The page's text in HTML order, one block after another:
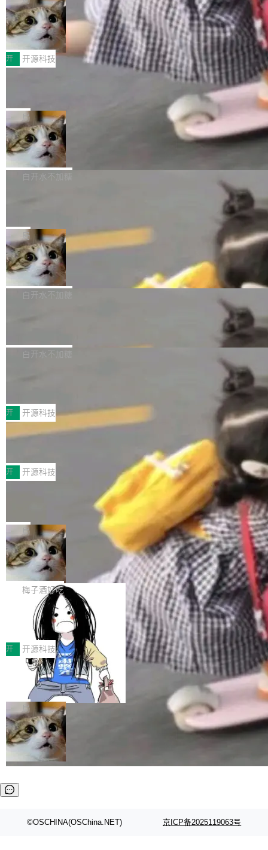
哪些组合有效，作者说，你得靠"文档、校验、或
者部落知识"。 换个写法。Rust 的 enum，两个
变体：Switchable...
有科技公司做的一样。只不过，实际上它不一
样。这是 Sandstorm.io 的重制版，我十年前的
那个创业公司。不同的是，这次它构建在 Cloudf
lare Workers 上——我花了九年时间搭建的平台
——并且深度集成了 AI。这基本上是我十年秘密
Workers 和 Durable Objects 的守护进程。 设
计思路很直接：每个对象是一个独立的 SQLite
数据库，按名称寻址，复制到你自己的 S3 兼容
存储库里。节点之间只通过这个存储库协调——
没有控制平面，没有共识协议。每个对象自带一
个小型数据库，应用天然按分片构建，单个数据
库的竞争和爆炸半径问题在设计层面就被消除
了。 闲置的 cell 会休眠到几乎不占资源。当 cel
l 迁移或唤醒时，新宿主从 S3 恢复 SQLite 数据
库继续执行。存储库是持久化的唯一真相...
鲁大师7月新机性能/流畅/AI榜：vivo夺
性能、流畅双第一，三星Galaxy Z系列
新折叠缺席
2026年7月的手机市场，由于存储等硬件成本暴
增，手机厂商的日子也不好过啊，新机速度明显
放缓，因此硝烟味淡了许多。新机参数规格除开
高价的三星折叠（三星Galaxy Z Fold8 Ultra / Z
Fold8 / Z Flip8）外，其余要么是中低端机器，
例如iQOO Z11i、REDMI Note 17、REDMI No
te 17 Pro、OPPO K15，要么是vivo X300 E这
样的次旗舰。 Galaxy Z Fold8 Ultra / Z Fold8 /
Z Flip8三款折叠屏新机均在7月22日发布，且全
部搭载骁龙8 Elite Gen5 for Galaxy，它们本该
开 开源科技
Zed 编辑器团队发布了新项目——DeltaDB，一
个在 git commit 之间记录每一次编辑操作的版
本控制系统。目前处于 Early Access 阶段。 De
ltaDB 的核心思路直接写在 landing page 最显
眼的位置：「Software is made between com
mits」——软件是在 commit 之间写出来的。git
是把这段空隙补上。 回退到任何一次编辑：Delt
aDB 捕获 commit 之间的每一次操作，...
局
SpaceXAI 单季资本开支达 183 亿美元
根据风险投资人Tomer Tunguz 博客（VC 分
析）披露的最新分析与第二季度业绩报告，Spac
微软同期总资本开支的四成。 与亚马逊、Alpha
bet、微软以及 Meta 等传统科技巨头相比，Spa
ceXAI的资金消耗速度尤为引人瞩目。然而，支
撑庞大支出的资金来源却呈现出截然不同的面
貌。数据显示，微软和 Meta 主要依托充沛的经
白开水不加糖
一个在终端里运行的编程 agent；Muse Spark
1.2，驱动这个 agent 的新模型。一句话概括：
你可以用 curl -fsSL https://dev.meta.ai/install.
sh | bash 安装一个能在大项目里自动规划、写
代码、验证结果的 AI 终端工具。 据介绍，Muse
个主 agent 循环，外加一组后台 agent。这些后
局
美团开源 LoHoSearch，用知识图谱校
准 AI 能力认知
机器出题的前提，是让机器拥有全局视野。整个
构建流程可以分为四个环节：建图 → 控制难度
白开水不加糖
库，并将作为transport接入Mooncake TENT。
MPComm将作为一种传输引擎接入Mooncake T
ENT，实现零拷贝传输性能提升30%、非零拷贝
传输性能最高提升5倍。UCL-MPComm底层基
于自研UCL-Engine通信引擎，后续腾讯网平将
持续开源更多基于UCL-Engine的高性能通信组
件。 腾讯网平团队在UCL-MPComm中实现了一
个独立于业务线程的全局通信引擎（Engine），
白开水不加糖
型案例入选名单》，深信服“面向企业研发场景的
开源 AI 编程平台 CoStrict 应用”凭借卓越的技术
创新与落地成效成功入选。 全链路私有化部署，
助力企业AI研发安全落地 当前，越来越多企业已
经开始引入 AI Coding 工具，通过调用公有云模
型或企业内部部署模型提升研发效率。但随着 AI
Coding 从个人辅助工具逐步走向团队级、组织
级应用，企业在规模化落地过程中，对安全性、
可控性和代码质量提出了更高要求。 首先是数据
安全与合规要求。对于大多数普通研发场景，公
有云模型能够满足快速试用和效率提升的需求。
但对于金融、能源、医疗等对数据安全要求较...
开 开源科技
深信服AI算力网关入选工信部人工智能
前不久，工业和信息化部正式发布《2025年人工
智能应用典型案例名单》，集中展示人工智能在
各领域的应用成果，覆盖技术底座、行业赋能、
产品应用、支撑保障、专题等五大方向。深信服
AI算力网关（AI创新平台）成功入选！ 随着各行
各业的Agent走向规模化建设，算力构成形态逐
渐丰富，用户关注的重点也在发生变化：不只是
让AI用起来，还要进一步看清混合算力时代下，
Token花在哪里、算力是否被充分利用，以及持
续增长的AI成本该如何优化。 深信服AI算力网关
正是围绕这些实际问题，从Token治理和成本治
理两个方面，让用户的每一份算力都看得清、管
得住、用得稳、省得下、更安全！ 一、从现在开
始，Token使用一目...
开 开源科技
Jeff Dean 离开 Google：一个时代的结
束，一个实验室的开始
Google 员工编号 20。MapReduce 作者之一。
Bigtable 作者之一。TensorFlow 的作者之一。
Gemini 的架构师。Google 首席科学家。 Jeff D
ean 在 Google 工作了 27 年后，宣布离职。 他
不是一个人走。一同离开的还有 Sanjay Ghema
wat（Google 员工编号 23，Jeff Dean 二十多
年的编程搭档，MapReduce 和 Bigtable 的共同
作者）、Quoc Le（Google 大脑核心成员，Se
q2Seq 和 DocAI 的共同发明人）以及 Oriol Vin
yals（Gemini 联合负责人，AlphaSta...
局
🔥 SolonCode v2026.8.4 发布：界面
字体可调、22 种语言、记忆搜索增强
打开终端就能上岗的全中文编码智能体，这一轮
把「看得清、用母语、记得住」三件事一次补
齐。 SolonCode 是什么 SolonCode 是杭州无
耳科技研发的企业级终端编码智能体——一位全
中文驱动的数字员工，自主理解需求、规划步
骤、编写代码。不挑模型、不挑平台，curl 一行
装完即用。 开源地址：Gitee · GitCode · GitHu
b 安装 支持 Java 8+（8~26）、macOS / Linu
x / Windows / Harmony PC。 # macOS / Linu
x / Harmony PC curl -fsSL https://solon.noea
r.org/solon...
梅子酒好吃
让“代码语义理解”深度释放AI Coding
价值潜能：华为云码道（CodeArts）
代码仓技术解析
一、代码仓深度理解技术的作用与价值 在软件工
程实践中，代码仓是企业核心知识资产的主要载
体。企业级代码仓库通常包含数十万乃至数百万
个文件，其规模远超单次模型调用可承载的上下
文窗口。随着项目规模的持续扩张与代码历史的
不断累积，代码仓中的模块关系、接口契约、业
务逻辑等关键信息往往分散于数十乃至数百个文
件之中，形成高度复杂的知识关联网络。传统的
代码检索手段（如关键词匹配、目录遍历）仅能
在语法层面完成文本定位，难以触及代码的语义
理解大规模代码仓时面临显著"代码仓理解"瓶
e深度理解服务"）是华为云码道（CodeA...
开 开源科技
一条“删库”命令跑 17 小时，算法工程
师删光 89TB 数据只为干私活
最高人民检察院8月4日公布了一起案件：北京一
名90后算法工程师王某，为了给自己接的私活腾
服务器空间，删光了公司AI游戏部门的全部核心
数据。 王某2024年1月入职东城区某科技公司AI
短剧部门，有互联网大厂背景。在公司内部架构
调整期间，部门三次通知全员将数据从A集群迁
数据。2024年9月3日下午4点，他使用此前登录
称为"删库跑路"的命令——最高管理员权限、无
局
©OSCHINA(OSChina.NET) 京ICP备2025119063号